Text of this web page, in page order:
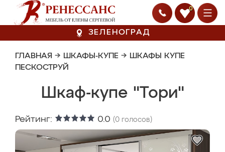
0
ЗЕЛЕНОГРАД
ГЛАВНАЯ → ШКАФЫ-КУПЕ → ШКАФЫ КУПЕ
ПЕСКОСТРУЙ
Шкаф-купе "Тори"
Рейтинг: 0.0 (0 голосов)